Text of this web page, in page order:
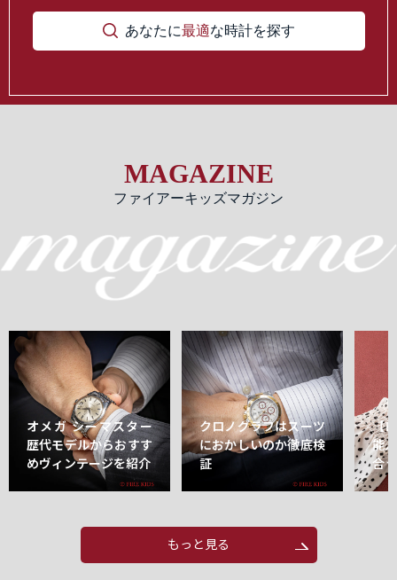
あなたに最適な時計を探す
MAGAZINE
ファイアーキッズマガジン
オメガ シーマスター
歴代モデルからおすす
めヴィンテージを紹介
クロノグラフはスーツ
におかしいのか徹底検
証
【
能
合
もっと見る